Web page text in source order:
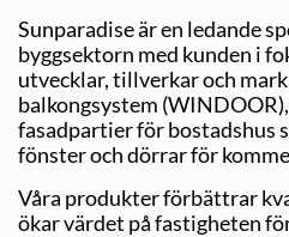
Sunparadise är en ledande
byggsektorn med kunden i
utvecklar, tillverkar och
balkongsystem
fasadpartier för bostadshus
fönster och dörrar för
Våra produkter förbättrar
ökar värdet på fastigheten